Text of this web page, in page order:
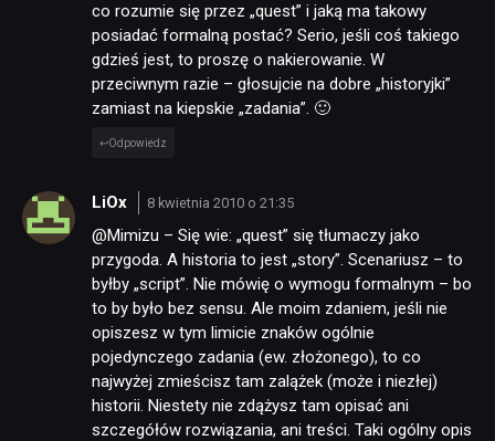
co rozumie się przez „quest” i jaką ma takowy
posiadać formalną postać? Serio, jeśli coś takiego
gdzieś jest, to proszę o nakierowanie. W
przeciwnym razie – głosujcie na dobre „historyjki”
zamiast na kiepskie „zadania”. 🙂
Odpowiedz
LiOx 8 kwietnia 2010 o 21:35
@Mimizu – Się wie: „quest” się tłumaczy jako
przygoda. A historia to jest „story”. Scenariusz – to
byłby „script”. Nie mówię o wymogu formalnym – bo
to by było bez sensu. Ale moim zdaniem, jeśli nie
opiszesz w tym limicie znaków ogólnie
pojedynczego zadania (ew. złożonego), to co
najwyżej zmieścisz tam zalążek (może i niezłej)
historii. Niestety nie zdążysz tam opisać ani
szczegółów rozwiązania, ani treści. Taki ogólny opis